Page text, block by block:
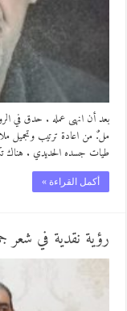
بعد أن انهى عمله . حدق في
مل.ٌ من اعادة ترتيب وتجميل
طيات جسده الحديدي .
أكمل القراءة »
رؤية نقدية في شعر